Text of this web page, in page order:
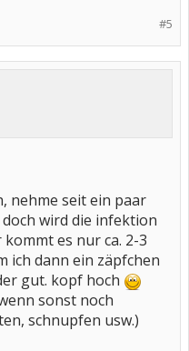
#5
nehme seit ein paar
wird die infektion
es nur ca. 2-3
ich dann ein zäpfchen
gut. kopf hoch
sonst noch
schnupfen usw.)